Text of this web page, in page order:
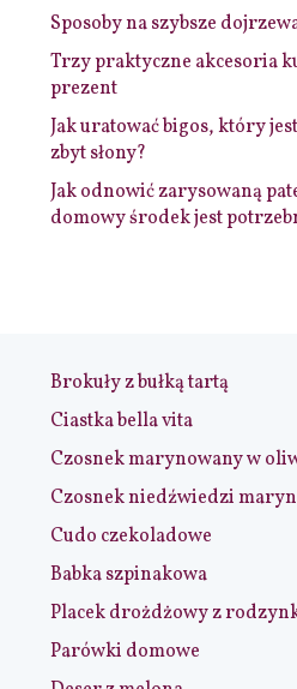
Sposoby na szybsze
Trzy praktyczne akcesoria
prezent
Jak uratować bigos, który
zbyt słony?
Jak odnowić zarysowaną
domowy środek jest
Brokuły z bułką tartą
Ciastka bella vita
Czosnek marynowany w
Czosnek niedźwiedzi
Cudo czekoladowe
Babka szpinakowa
Placek drożdżowy z
Parówki domowe